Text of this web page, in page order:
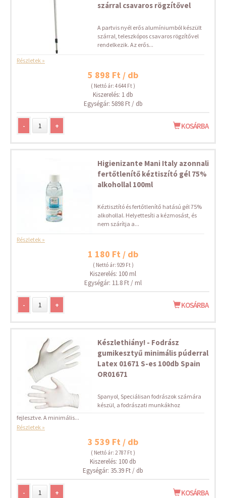
szárral csavaros rögzítővel
A partvis nyél erős alumíniumból készült
szárral, teleszkópos csavaros rögzítővel
rendelkezik. Az erős...
Részletek »
5 898 Ft / db
( Nettó ár: 4 644 Ft )
Kiszerelés: 1 db
Egységár: 5898 Ft / db
- + KOSÁRBA
Higienizante Mani Italy azonnali
fertőtlenítő kéztiszító gél 75%
alkohollal 100ml
Kéztisztító és fertőtlenítő hatású gél 75%
alkohollal. Helyettesíti a kézmosást, és
nem szárítja a...
Részletek »
1 180 Ft / db
( Nettó ár: 929 Ft )
Kiszerelés: 100 ml
Egységár: 11.8 Ft / ml
- + KOSÁRBA
Készlethiány! - Fodrász
gumikesztyű minimális púderral
Latex 01671 S-es 100db Spain
OR01671
Spanyol, Speciálisan fodrászok számára
készül, a fodrászati munkákhoz
fejlesztve. A minimális...
Részletek »
3 539 Ft / db
( Nettó ár: 2 787 Ft )
Kiszerelés: 100 db
Egységár: 35.39 Ft / db
- + KOSÁRBA